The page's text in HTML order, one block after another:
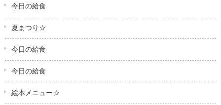
今日の給食
夏まつり☆
今日の給食
今日の給食
絵本メニュー☆